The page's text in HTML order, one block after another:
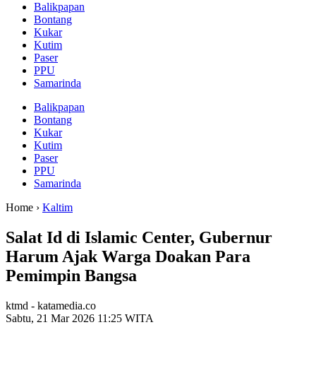
Balikpapan
Bontang
Kukar
Kutim
Paser
PPU
Samarinda
Balikpapan
Bontang
Kukar
Kutim
Paser
PPU
Samarinda
Home › Kaltim
Salat Id di Islamic Center, Gubernur
Harum Ajak Warga Doakan Para
Pemimpin Bangsa
ktmd - katamedia.co
Sabtu, 21 Mar 2026 11:25 WITA